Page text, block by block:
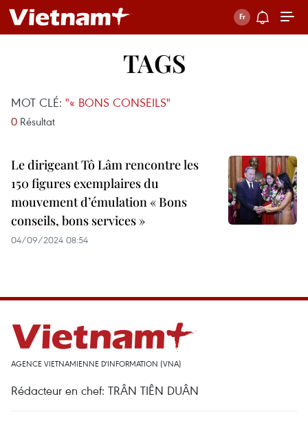
TAGS
MOT CLÉ: "« BONS CONSEILS"
0 Résultat
Le dirigeant Tô Lâm rencontre les
150 figures exemplaires du
mouvement d’émulation « Bons
conseils, bons services »
04/09/2024 08:54
AGENCE VIETNAMIENNE D'INFORMATION (VNA)
Rédacteur en chef: TRÂN TIÊN DUÂN